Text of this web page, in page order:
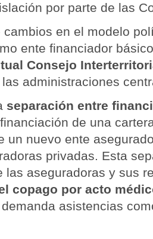
por parte de las
cambios en el modelo
ente financiador
Consejo
administraciones
separación entre
de una
un nuevo ente
privadas. Esta
las aseguradoras y sus
copago por acto
asistencias